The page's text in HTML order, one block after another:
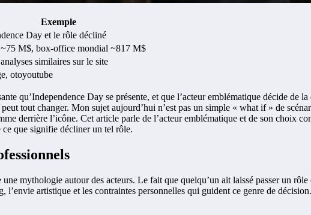
Exemple
Day et le rôle décliné
M$, box-office mondial ~817 M$
similaires sur le site
otoyoutube
qu’Independence Day se présente, et que l’acteur emblématique décide de
tout changer. Mon sujet aujourd’hui n’est pas un simple « what if » de
derrière l’icône. Cet article parle de l’acteur emblématique et de son choix
ce que signifie décliner un tel rôle.
mythologie autour des acteurs. Le fait que quelqu’un ait laissé passer un
artistique et les contraintes personnelles qui guident ce genre de